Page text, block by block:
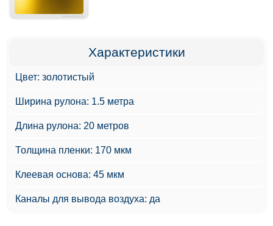
Характеристики
Цвет: золотистый
Ширина рулона: 1.5 метра
Длина рулона: 20 метров
Толщина пленки: 170 мкм
Клеевая основа: 45 мкм
Каналы для вывода воздуха: да